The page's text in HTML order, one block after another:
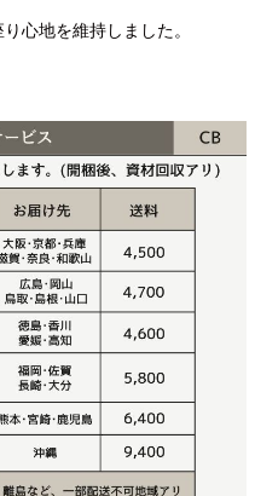
心地を維持しました。